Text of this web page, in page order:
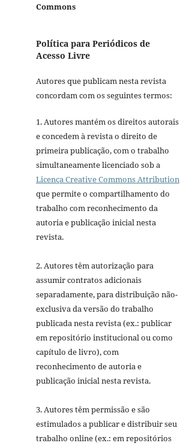
Commons
Política para Periódicos de
Acesso Livre
Autores que publicam nesta revista
concordam com os seguintes termos:
1. Autores mantém os direitos autorais
e concedem à revista o direito de
primeira publicação, com o trabalho
simultaneamente licenciado sob a
Licença Creative Commons Attribution
que permite o compartilhamento do
trabalho com reconhecimento da
autoria e publicação inicial nesta
revista.
2. Autores têm autorização para
assumir contratos adicionais
separadamente, para distribuição não-
exclusiva da versão do trabalho
publicada nesta revista (ex.: publicar
em repositório institucional ou como
capítulo de livro), com
reconhecimento de autoria e
publicação inicial nesta revista.
3. Autores têm permissão e são
estimulados a publicar e distribuir seu
trabalho online (ex.: em repositórios